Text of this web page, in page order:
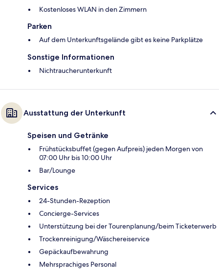
Kostenloses WLAN in den Zimmern
Parken
Auf dem Unterkunftsgelände gibt es keine Parkplätze
Sonstige Informationen
Nichtraucherunterkunft
Ausstattung der Unterkunft
Speisen und Getränke
Frühstücksbuffet (gegen Aufpreis) jeden Morgen von
07:00 Uhr bis 10:00 Uhr
Bar/Lounge
Services
24-Stunden-Rezeption
Concierge-Services
Unterstützung bei der Tourenplanung/beim Ticketerwerb
Trockenreinigung/Wäschereiservice
Gepäckaufbewahrung
Mehrsprachiges Personal